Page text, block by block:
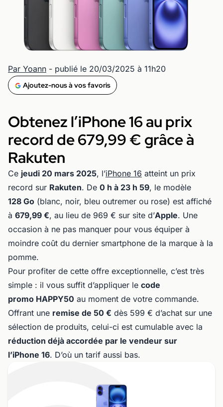
Par Yoann - publié le 20/03/2025 à 11h20
Ajoutez-nous à vos favoris
Obtenez l’iPhone 16 au prix
record de 679,99 € grâce à
Rakuten
Ce jeudi 20 mars 2025, l’iPhone 16 atteint un prix
record sur Rakuten. De 0 h à 23 h 59, le modèle
128 Go (blanc, noir, bleu outremer ou rose) est affiché
à 679,99 €, au lieu de 969 € sur site d’Apple. Une
occasion à ne pas manquer pour vous équiper à
moindre coût du dernier smartphone de la marque à la
pomme.
Pour profiter de cette offre exceptionnelle, c’est très
simple : il vous suffit d’appliquer le code
promo HAPPY50 au moment de votre commande.
Offrant une remise de 50 € dès 599 € d’achat sur une
sélection de produits, celui-ci est cumulable avec la
réduction déjà accordée par le vendeur sur
l’iPhone 16. D’où un tarif aussi bas.